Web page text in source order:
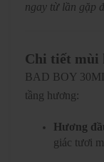
ngay từ lần gặp
Chi tiết mùi
BAD BOY
tầng hương:
Hương
giác tươi